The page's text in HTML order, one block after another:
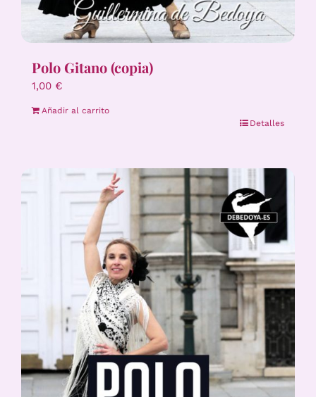
Polo Gitano (copia)
1,00 €
Añadir al carrito
Detalles